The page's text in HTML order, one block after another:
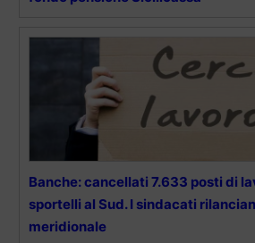
Banche: cancellati 7.633 posti di
sportelli al Sud. I sindacati
meridionale